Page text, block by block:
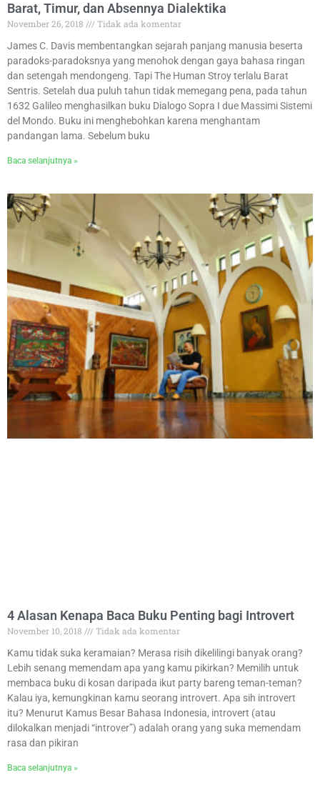
Barat, Timur, dan Absennya Dialektika
November 26, 2018
Tidak ada komentar
James C. Davis membentangkan sejarah panjang manusia beserta
paradoks-paradoksnya yang menohok dengan gaya bahasa ringan
dan setengah mendongeng. Tapi The Human Stroy terlalu Barat
Sentris. Setelah dua puluh tahun tidak memegang pena, pada tahun
1632 Galileo menghasilkan buku Dialogo Sopra I due Massimi Sistemi
del Mondo. Buku ini menghebohkan karena menghantam
pandangan lama. Sebelum buku
Baca selanjutnya »
4 Alasan Kenapa Baca Buku Penting bagi Introvert
November 10, 2018
Tidak ada komentar
Kamu tidak suka keramaian? Merasa risih dikelilingi banyak orang?
Lebih senang memendam apa yang kamu pikirkan? Memilih untuk
membaca buku di kosan daripada ikut party bareng teman-teman?
Kalau iya, kemungkinan kamu seorang introvert. Apa sih introvert
itu? Menurut Kamus Besar Bahasa Indonesia, introvert (atau
dilokalkan menjadi “introver”) adalah orang yang suka memendam
rasa dan pikiran
Baca selanjutnya »